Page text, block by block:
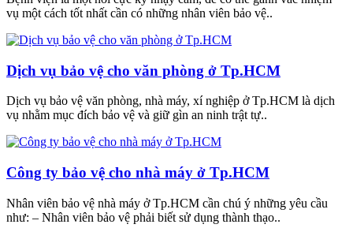
vụ một cách tốt nhất cần có những nhân viên bảo vệ..
Dịch vụ bảo vệ cho văn phòng ở Tp.HCM
Dịch vụ bảo vệ văn phòng, nhà máy, xí nghiệp ở Tp.HCM là dịch
vụ nhằm mục đích bảo vệ và giữ gìn an ninh trật tự..
Công ty bảo vệ cho nhà máy ở Tp.HCM
Nhân viên bảo vệ nhà máy ở Tp.HCM cần chú ý những yêu cầu
như: – Nhân viên bảo vệ phải biết sử dụng thành thạo..